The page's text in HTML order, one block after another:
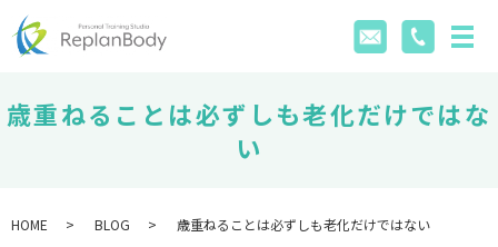
歳重ねることは必ずしも老化だけではな
い
HOME BLOG 歳重ねることは必ずしも老化だけではない